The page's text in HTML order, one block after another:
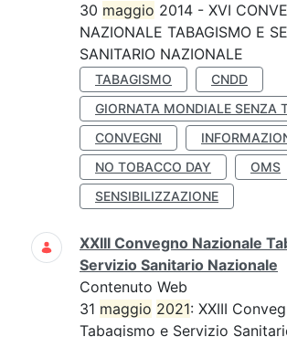
30 maggio 2014 - XVI
NAZIONALE TABAGISMO E
SANITARIO NAZIONALE
TABAGISMO
CNDD
GIORNATA MONDIALE SENZA
CONVEGNI
NO TOBACCO DAY
OMS
SENSIBILIZZAZIONE
XXIII Convegno Nazionale
Servizio Sanitario Nazionale
Contenuto Web
31 maggio 2021: XXIII
Tabagismo e Servizio